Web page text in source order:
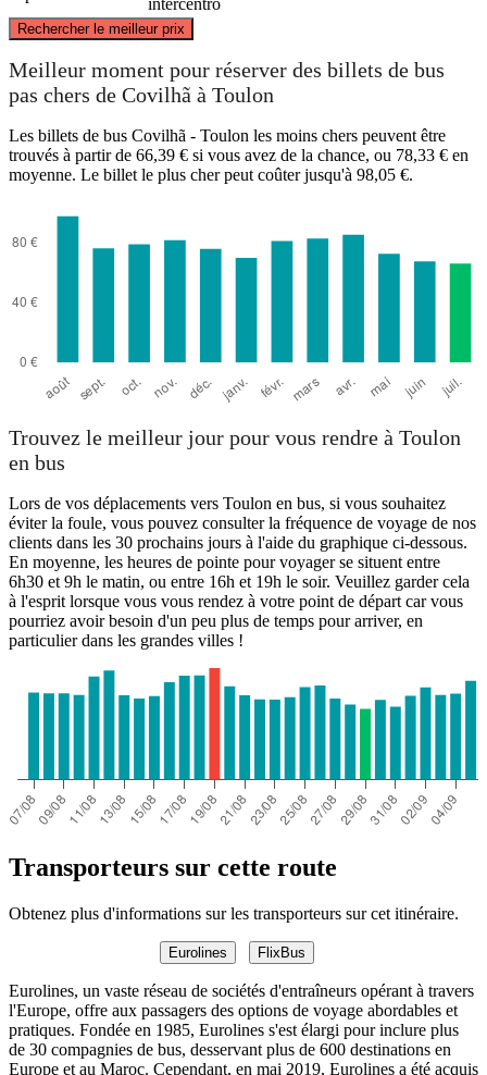
Rechercher le meilleur prix
Covilha
Meilleur moment pour réserver des billets de bus
pas chers de Covilhã à Toulon
Les billets de bus Covilhã - Toulon les moins chers peuvent être
trouvés à partir de 66,39 € si vous avez de la chance, ou 78,33 € en
moyenne. Le billet le plus cher peut coûter jusqu'à 98,05 €.
Trouvez le meilleur jour pour vous rendre à Toulon
en bus
Lors de vos déplacements vers Toulon en bus, si vous souhaitez
éviter la foule, vous pouvez consulter la fréquence de voyage de nos
clients dans les 30 prochains jours à l'aide du graphique ci-dessous.
En moyenne, les heures de pointe pour voyager se situent entre
6h30 et 9h le matin, ou entre 16h et 19h le soir. Veuillez garder cela
à l'esprit lorsque vous vous rendez à votre point de départ car vous
pourriez avoir besoin d'un peu plus de temps pour arriver, en
particulier dans les grandes villes !
Transporteurs sur cette route
Obtenez plus d'informations sur les transporteurs sur cet itinéraire.
Eurolines FlixBus
Eurolines, un vaste réseau de sociétés d'entraîneurs opérant à travers
l'Europe, offre aux passagers des options de voyage abordables et
pratiques. Fondée en 1985, Eurolines s'est élargi pour inclure plus
de 30 compagnies de bus, desservant plus de 600 destinations en
Europe et au Maroc. Cependant, en mai 2019, Eurolines a été acquis